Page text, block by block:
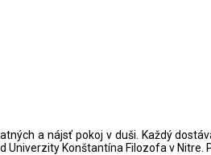
a nájsť pokoj v duši. Každý
Konštantína Filozofa v Nitre.